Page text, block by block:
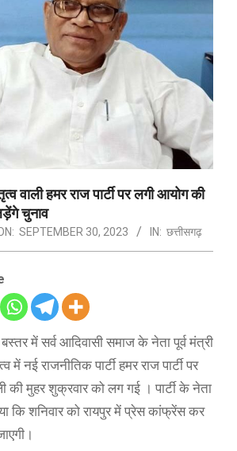
वाली हमर राज पार्टी पर लगी आयोग की
चुनाव
SEPTEMBER 30, 2023 IN: छत्तीसगढ़
बस्तर में सर्व आदिवासी समाज के नेता पूर्व मंत्री
नई राजनीतिक पार्टी हमर राज पार्टी पर
की मुहर शुक्रवार को लग गई । पार्टी के नेता
कि शनिवार को रायपुर में प्रेस कांफ्रेंस कर